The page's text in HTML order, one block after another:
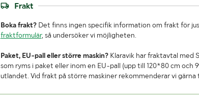
Frakt
Boka frakt?Det finns ingen specifik information om frakt för
fraktformulär, så undersöker vi möjligheten.
Paket, EU-pall eller större maskin?Klaravik har fraktavtal med
som ryms i paket eller inom en EU-pall (upp till 120*80 cm
utlandet. Vid frakt på större maskiner rekommenderar vi